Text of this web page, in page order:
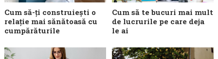
Cum să-ți construiești o
relație mai sănătoasă cu
cumpărăturile
Cum să te bucuri mai mult
de lucrurile pe care deja
le ai